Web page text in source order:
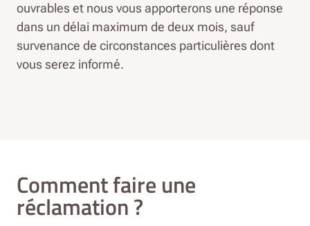
ouvrables et nous vous apporterons une réponse
dans un délai maximum de deux mois, sauf
survenance de circonstances particulières dont
vous serez informé.
Comment faire une
réclamation ?